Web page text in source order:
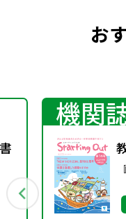
お
機関